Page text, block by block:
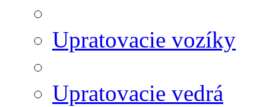
Upratovacie vozíky
Upratovacie vedrá